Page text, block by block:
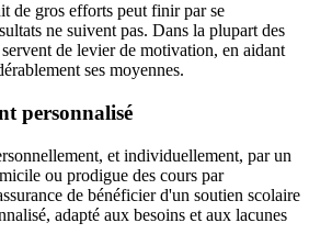
de gros efforts peut finir par se
ne suivent pas. Dans la plupart des
de levier de motivation, en aidant
ses moyennes.
personnalisé
et individuellement, par un
ou prodigue des cours par
de bénéficier d'un soutien scolaire
adapté aux besoins et aux lacunes